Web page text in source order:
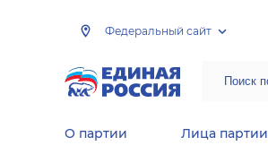
Федеральный сайт
О партии Лица партии